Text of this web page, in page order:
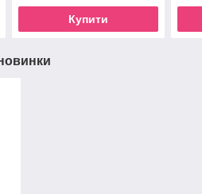
Купити